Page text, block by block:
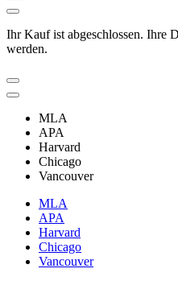
Ihr Kauf ist abgeschlossen. Ihre
werden.
MLA
APA
Harvard
Chicago
Vancouver
MLA
APA
Harvard
Chicago
Vancouver